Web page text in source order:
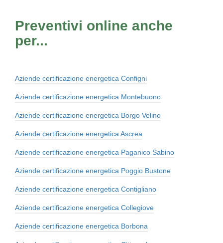
Preventivi online anche
per...
Aziende certificazione energetica Configni
Aziende certificazione energetica Montebuono
Aziende certificazione energetica Borgo Velino
Aziende certificazione energetica Ascrea
Aziende certificazione energetica Paganico Sabino
Aziende certificazione energetica Poggio Bustone
Aziende certificazione energetica Contigliano
Aziende certificazione energetica Collegiove
Aziende certificazione energetica Borbona